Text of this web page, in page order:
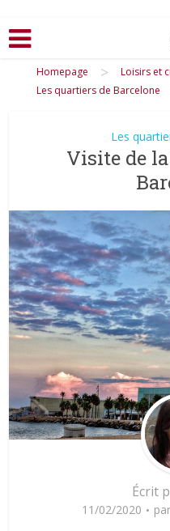
Homepage > Loisirs et
Les quartiers de Barcelone
Les
Visite de
Écrit
11/02/2020 par